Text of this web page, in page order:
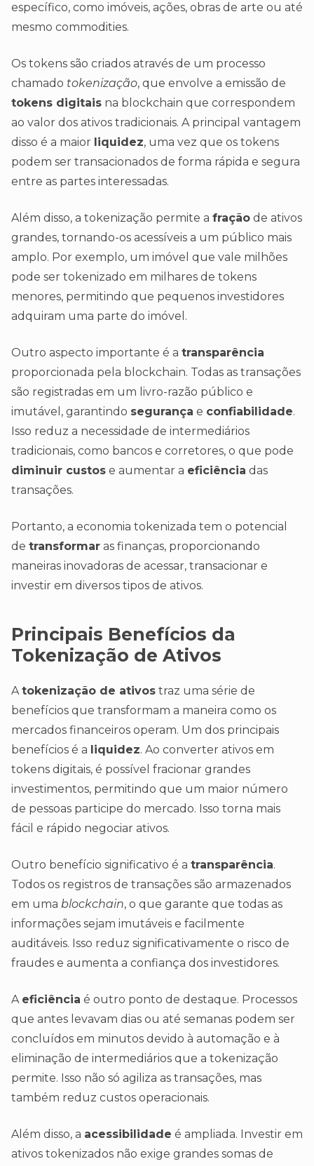
específico, como imóveis, ações, obras de arte ou até
mesmo commodities.
Os tokens são criados através de um processo
chamado tokenização, que envolve a emissão de
tokens digitais na blockchain que correspondem
ao valor dos ativos tradicionais. A principal vantagem
disso é a maior liquidez, uma vez que os tokens
podem ser transacionados de forma rápida e segura
entre as partes interessadas.
Além disso, a tokenização permite a fração de ativos
grandes, tornando-os acessíveis a um público mais
amplo. Por exemplo, um imóvel que vale milhões
pode ser tokenizado em milhares de tokens
menores, permitindo que pequenos investidores
adquiram uma parte do imóvel.
Outro aspecto importante é a transparência
proporcionada pela blockchain. Todas as transações
são registradas em um livro-razão público e
imutável, garantindo segurança e confiabilidade.
Isso reduz a necessidade de intermediários
tradicionais, como bancos e corretores, o que pode
diminuir custos e aumentar a eficiência das
transações.
Portanto, a economia tokenizada tem o potencial
de transformar as finanças, proporcionando
maneiras inovadoras de acessar, transacionar e
investir em diversos tipos de ativos.
Principais Benefícios da
Tokenização de Ativos
Atokenização de ativos traz uma série de
benefícios que transformam a maneira como os
mercados financeiros operam. Um dos principais
benefícios é a liquidez. Ao converter ativos em
tokens digitais, é possível fracionar grandes
investimentos, permitindo que um maior número
de pessoas participe do mercado. Isso torna mais
fácil e rápido negociar ativos.
Outro benefício significativo é a transparência.
Todos os registros de transações são armazenados
em uma blockchain, o que garante que todas as
informações sejam imutáveis e facilmente
auditáveis. Isso reduz significativamente o risco de
fraudes e aumenta a confiança dos investidores.
A eficiência é outro ponto de destaque. Processos
que antes levavam dias ou até semanas podem ser
concluídos em minutos devido à automação e à
eliminação de intermediários que a tokenização
permite. Isso não só agiliza as transações, mas
também reduz custos operacionais.
Além disso, a acessibilidade é ampliada. Investir em
ativos tokenizados não exige grandes somas de